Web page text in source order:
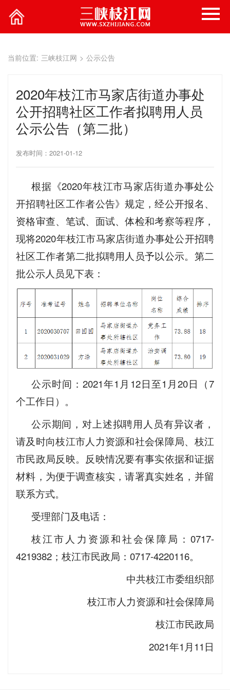
当前位置: 三峡枝江网 > 公示公告
2020年枝江市马家店街道办事处
公开招聘社区工作者拟聘用人员
公示公告（第二批）
发布时间：2021-01-12
根据《2020年枝江市马家店街道办事处公
开招聘社区工作者公告》规定，经公开报名、
资格审查、笔试、面试、体检和考察等程序，
现将2020年枝江市马家店街道办事处公开招聘
社区工作者第二批拟聘用人员予以公示。第二
批公示人员见下表：
公示时间：2021年1月12日至1月20日（7
个工作日）。
公示期间，对上述拟聘用人员有异议者，
请及时向枝江市人力资源和社会保障局、枝江
市民政局反映。反映情况要有事实依据和证据
材料，为便于调查核实，请署真实姓名，并留
联系方式。
受理部门及电话：
枝江市人力资源和社会保障局：0717-
4219382；枝江市民政局：0717-4220116。
中共枝江市委组织部
枝江市人力资源和社会保障局
枝江市民政局
2021年1月11日